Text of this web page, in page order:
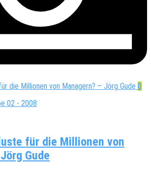
0
02 - 2008
für die Millionen von
Gude